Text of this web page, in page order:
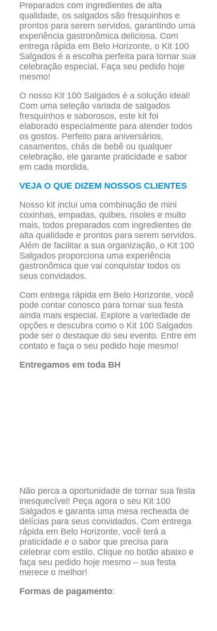
Preparados com ingredientes de alta
qualidade, os salgados são fresquinhos e
prontos para serem servidos, garantindo uma
experiência gastronômica deliciosa. Com
entrega rápida em Belo Horizonte, o Kit 100
Salgados é a escolha perfeita para tornar sua
celebração especial. Faça seu pedido hoje
mesmo!
O nosso Kit 100 Salgados é a solução ideal!
Com uma seleção variada de salgados
fresquinhos e saborosos, este kit foi
elaborado especialmente para atender todos
os gostos. Perfeito para aniversários,
casamentos, chás de bebê ou qualquer
celebração, ele garante praticidade e sabor
em cada mordida.
VEJA O QUE DIZEM NOSSOS CLIENTES
Nosso kit inclui uma combinação de mini
coxinhas, empadas, quibes, risoles e muito
mais, todos preparados com ingredientes de
alta qualidade e prontos para serem servidos.
Além de facilitar a sua organização, o Kit 100
Salgados proporciona uma experiência
gastronômica que vai conquistar todos os
seus convidados.
Com entrega rápida em Belo Horizonte, você
pode contar conosco para tornar sua festa
ainda mais especial. Explore a variedade de
opções e descubra como o Kit 100 Salgados
pode ser o destaque do seu evento. Entre em
contato e faça o seu pedido hoje mesmo!
Entregamos em toda BH
Não perca a oportunidade de tornar sua festa
inesquecível! Peça agora o seu Kit 100
Salgados e garanta uma mesa recheada de
delícias para seus convidados. Com entrega
rápida em Belo Horizonte, você terá a
praticidade e o sabor que precisa para
celebrar com estilo. Clique no botão abaixo e
faça seu pedido hoje mesmo – sua festa
merece o melhor!
Formas de pagamento: